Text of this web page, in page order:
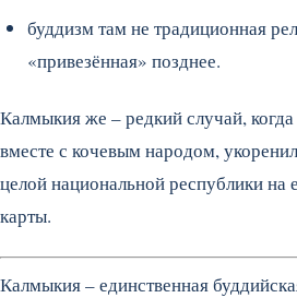
буддизм там не традиционная
«привезённая» позднее.
Калмыкия же – редкий случай,
вместе с кочевым народом,
целой национальной республики на
карты.
Калмыкия – единственная